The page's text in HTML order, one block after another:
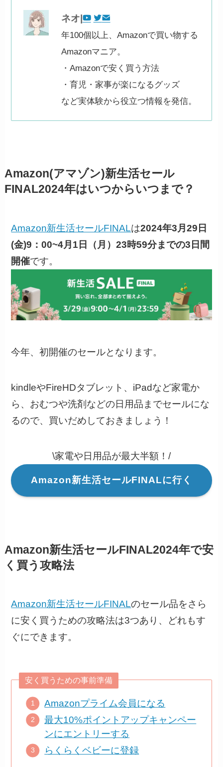
ネオ|
年100個以上、Amazonで買い物する
Amazonマニア。
・Amazonで安く買う方法
・育児・家事が楽になるグッズ
など実体験から役立つ情報を発信。
Amazon(アマゾン)新生活セール
FINAL2024年はいつからいつまで？
Amazon新生活セールFINALは2024年3月29日
(金)9：00~4月1日（月）23時59分までの3日間
開催です。
今年、初開催のセールとなります。
kindleやFireHDタブレット、iPadなど家電か
ら、おむつや洗剤などの日用品までセールにな
るので、買いだめしておきましょう！
\家電や日用品が最大半額！/
Amazon新生活セールFINALに行く
Amazon新生活セールFINAL2024年で安
く買う攻略法
Amazon新生活セールFINALのセール品をさら
に安く買うための攻略法は3つあり、どれもす
ぐにできます。
安く買うための事前準備
Amazonプライム会員になる
最大10%ポイントアップキャンペー
ンにエントリーする
らくらくベビーに登録